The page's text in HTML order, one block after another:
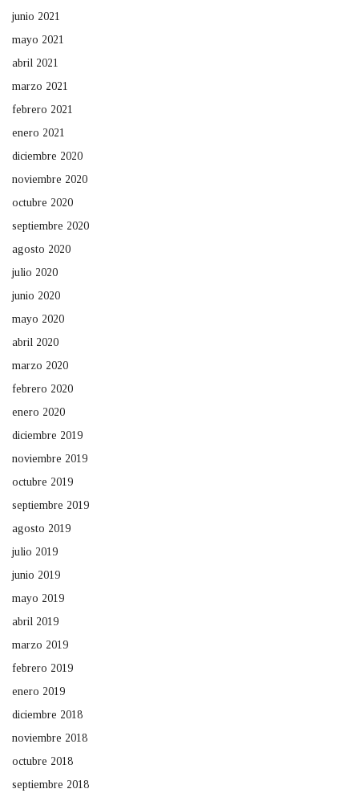
junio 2021
mayo 2021
abril 2021
marzo 2021
febrero 2021
enero 2021
diciembre 2020
noviembre 2020
octubre 2020
septiembre 2020
agosto 2020
julio 2020
junio 2020
mayo 2020
abril 2020
marzo 2020
febrero 2020
enero 2020
diciembre 2019
noviembre 2019
octubre 2019
septiembre 2019
agosto 2019
julio 2019
junio 2019
mayo 2019
abril 2019
marzo 2019
febrero 2019
enero 2019
diciembre 2018
noviembre 2018
octubre 2018
septiembre 2018